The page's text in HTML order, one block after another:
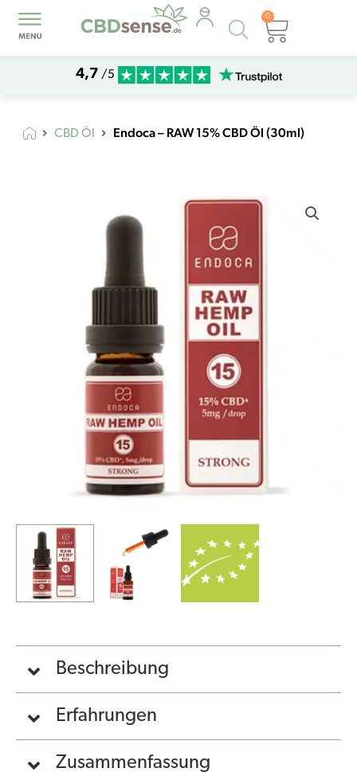
Products
search
0
4,7 /5
CBD Öl Endoca – RAW 15% CBD Öl (30ml)
Beschreibung
Erfahrungen
Zusammenfassung